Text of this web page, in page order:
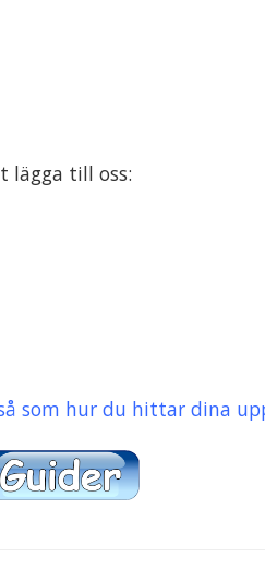
lägga till oss:
som hur du hittar dina